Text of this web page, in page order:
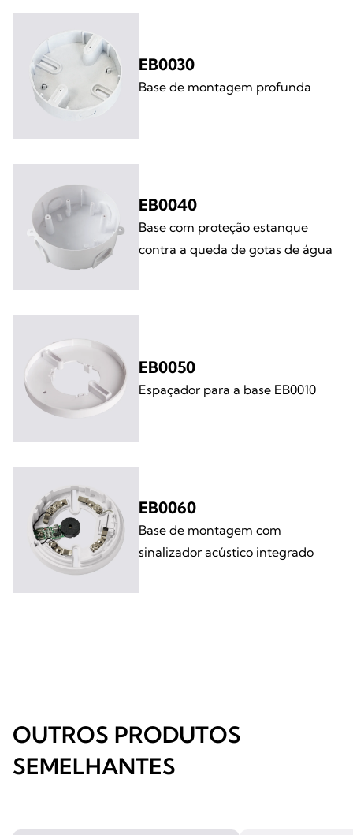
EB0030
Base de montagem profunda
EB0040
Base com proteção estanque
contra a queda de gotas de água
EB0050
Espaçador para a base EB0010
EB0060
Base de montagem com
sinalizador acústico integrado
OUTROS PRODUTOS
SEMELHANTES